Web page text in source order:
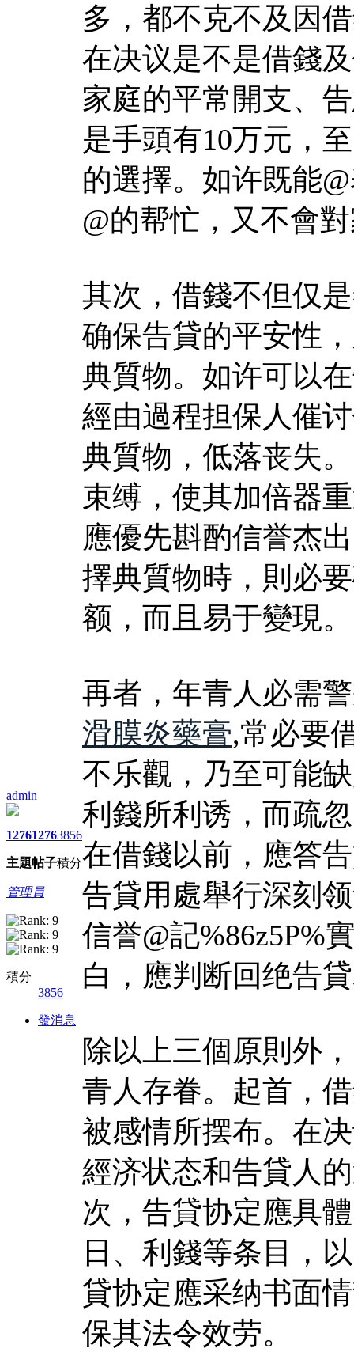
admin
1276
主題
1276
帖子
3856
積分
管理員
積分
3856
發消息
多，都不克不及因
在决议是不是借錢
家庭的平常開支、
是手頭有10万元，
的選擇。如许既能
@的帮忙，又不會
其次，借錢不但仅
确保告貸的平安性
典質物。如许可以
經由過程担保人催
典質物，低落丧失
束缚，使其加倍器
應優先斟酌信誉杰
擇典質物時，則必
额，而且易于變現。
再者，年青人必需
滑膜炎藥膏,常必要
不乐觀，乃至可能
利錢所利诱，而疏
在借錢以前，應答
告貸用處舉行深刻
信誉@記%86z5P%
白，應判断回绝告
除以上三個原則外
青人存眷。起首，
被感情所摆布。在
經济状态和告貸人
次，告貸协定應具
日、利錢等条目，
貸协定應采纳书面
保其法令效劳。